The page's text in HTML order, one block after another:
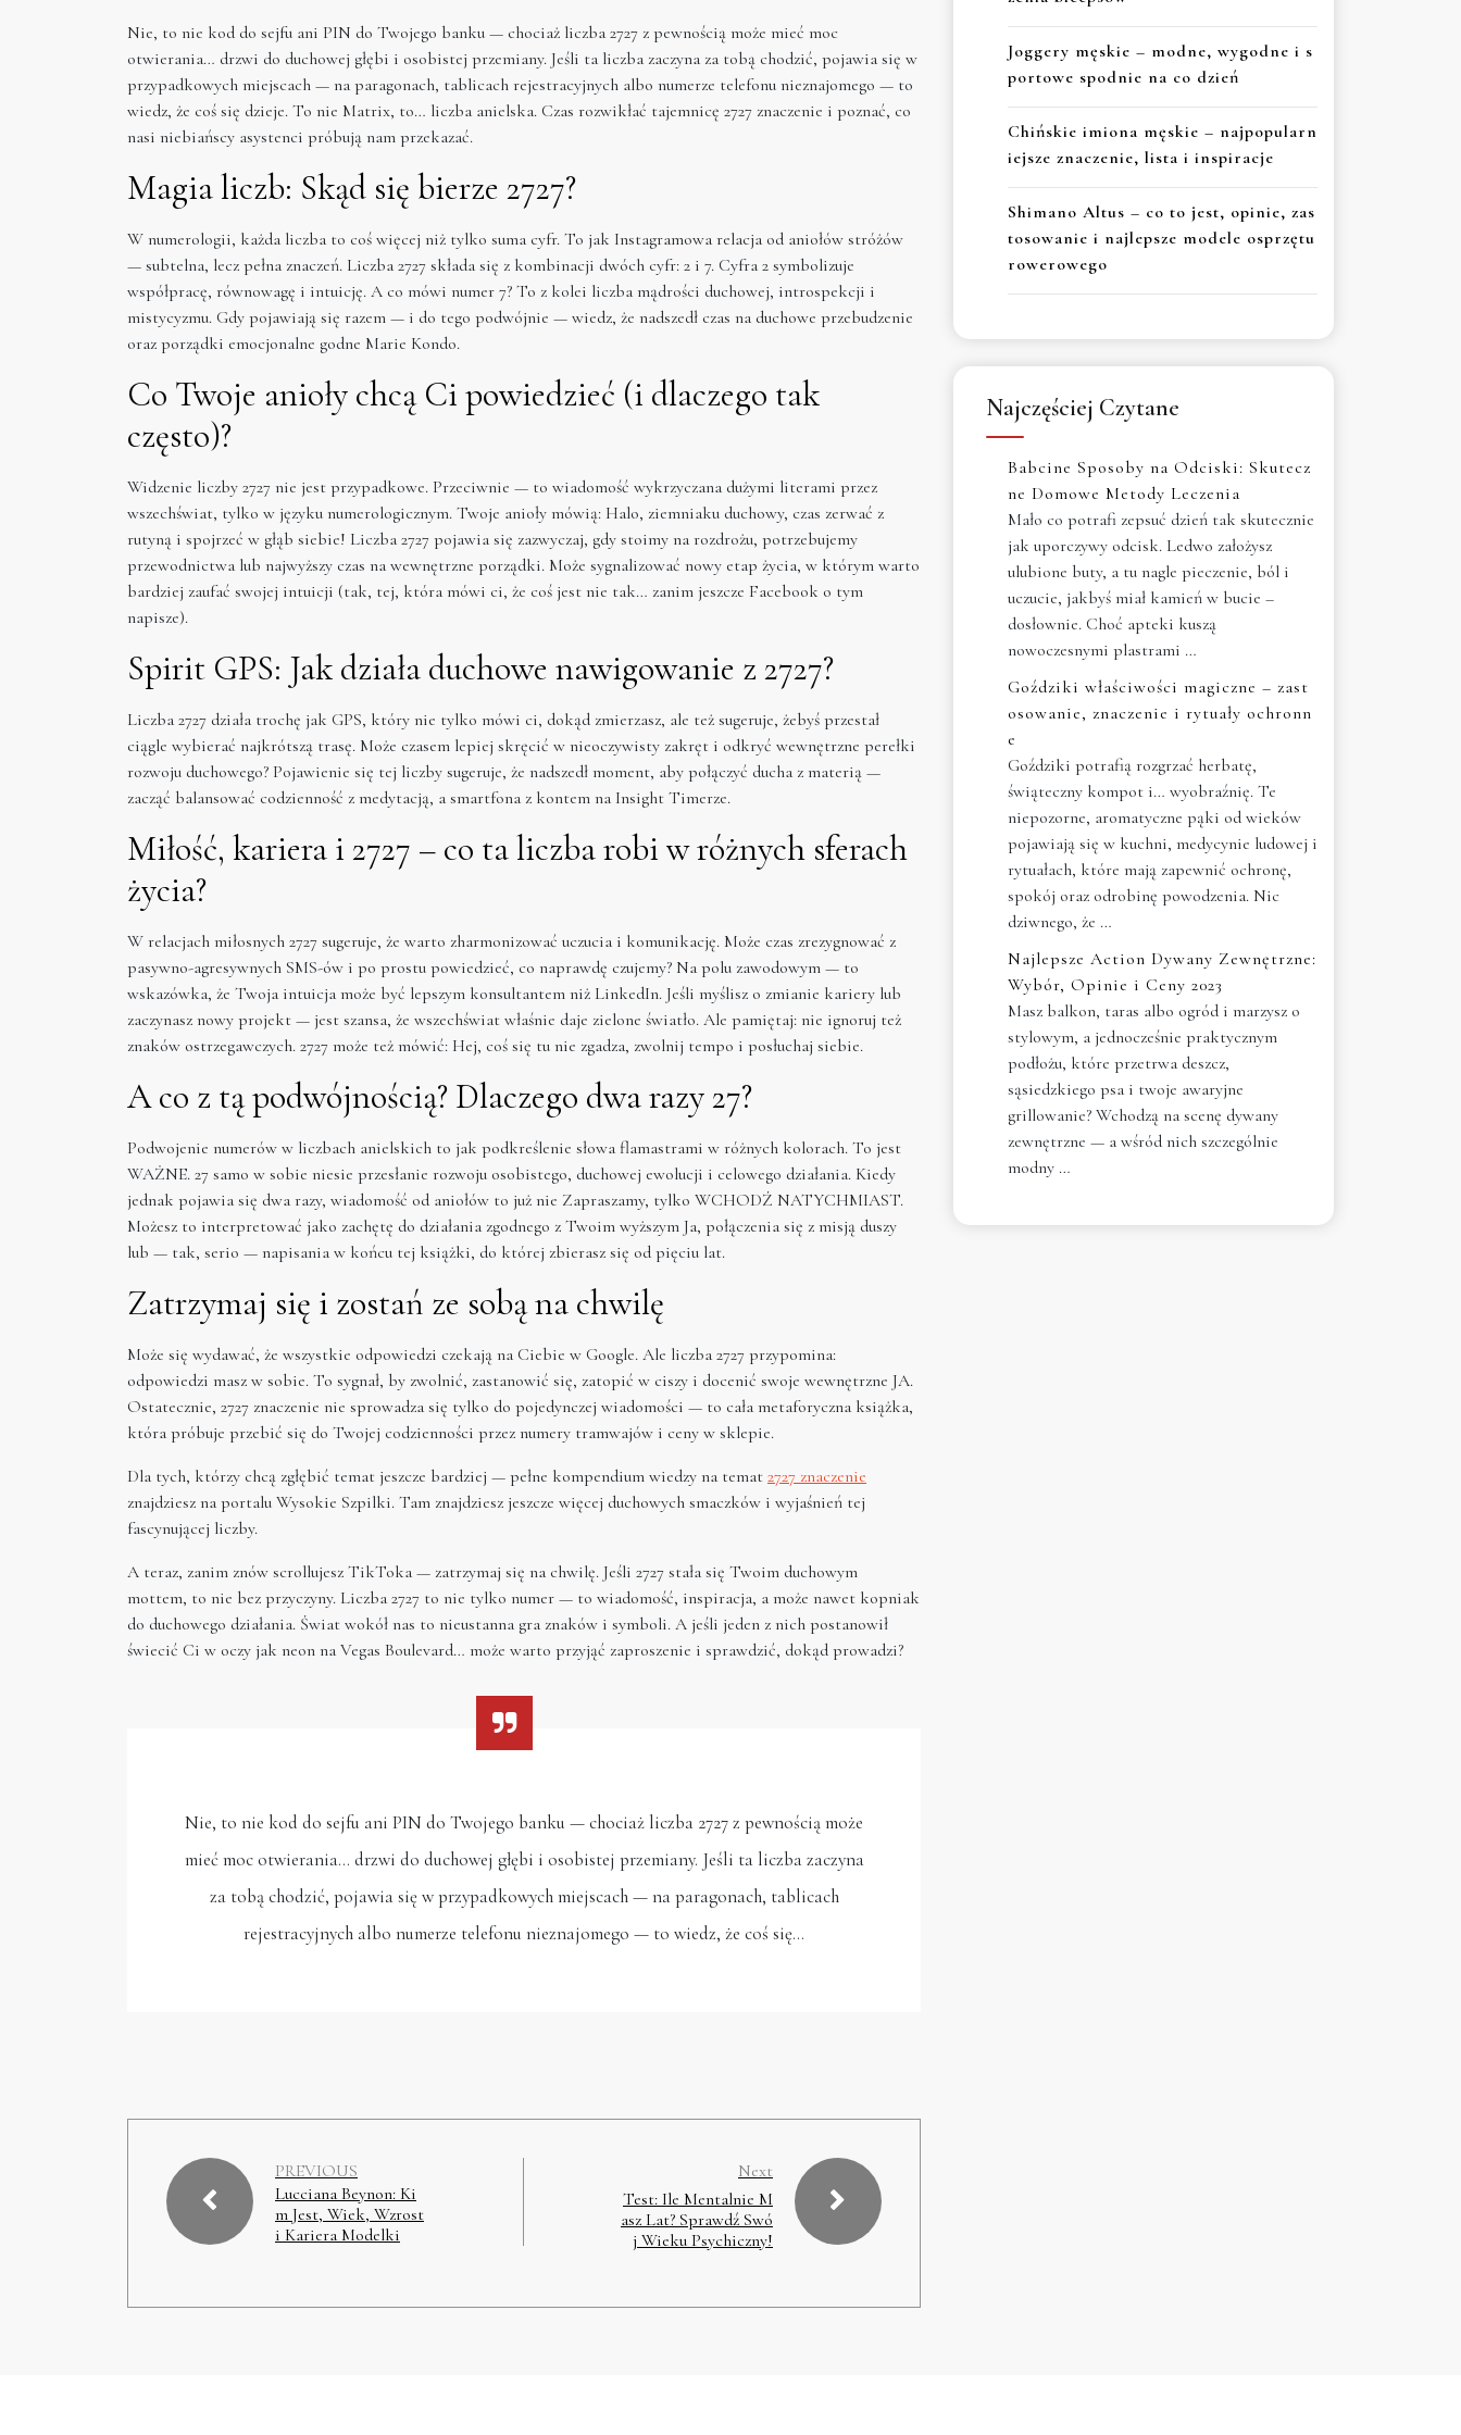
Nie, to nie kod do sejfu ani PIN do Twojego banku — chociaż liczba 2727 z pewnością może mieć moc
otwierania… drzwi do duchowej głębi i osobistej przemiany. Jeśli ta liczba zaczyna za tobą chodzić, pojawia się w
przypadkowych miejscach — na paragonach, tablicach rejestracyjnych albo numerze telefonu nieznajomego — to
wiedz, że coś się dzieje. To nie Matrix, to… liczba anielska. Czas rozwikłać tajemnicę 2727 znaczenie i poznać, co
nasi niebiańscy asystenci próbują nam przekazać.
Magia liczb: Skąd się bierze 2727?
W numerologii, każda liczba to coś więcej niż tylko suma cyfr. To jak Instagramowa relacja od aniołów stróżów
— subtelna, lecz pełna znaczeń. Liczba 2727 składa się z kombinacji dwóch cyfr: 2 i 7. Cyfra 2 symbolizuje
współpracę, równowagę i intuicję. A co mówi numer 7? To z kolei liczba mądrości duchowej, introspekcji i
mistycyzmu. Gdy pojawiają się razem — i do tego podwójnie — wiedz, że nadszedł czas na duchowe przebudzenie
oraz porządki emocjonalne godne Marie Kondo.
Co Twoje anioły chcą Ci powiedzieć (i dlaczego tak
często)?
Widzenie liczby 2727 nie jest przypadkowe. Przeciwnie — to wiadomość wykrzyczana dużymi literami przez
wszechświat, tylko w języku numerologicznym. Twoje anioły mówią: Halo, ziemniaku duchowy, czas zerwać z
rutyną i spojrzeć w głąb siebie! Liczba 2727 pojawia się zazwyczaj, gdy stoimy na rozdrożu, potrzebujemy
przewodnictwa lub najwyższy czas na wewnętrzne porządki. Może sygnalizować nowy etap życia, w którym warto
bardziej zaufać swojej intuicji (tak, tej, która mówi ci, że coś jest nie tak… zanim jeszcze Facebook o tym
napisze).
Spirit GPS: Jak działa duchowe nawigowanie z 2727?
Liczba 2727 działa trochę jak GPS, który nie tylko mówi ci, dokąd zmierzasz, ale też sugeruje, żebyś przestał
ciągle wybierać najkrótszą trasę. Może czasem lepiej skręcić w nieoczywisty zakręt i odkryć wewnętrzne perełki
rozwoju duchowego? Pojawienie się tej liczby sugeruje, że nadszedł moment, aby połączyć ducha z materią —
zacząć balansować codzienność z medytacją, a smartfona z kontem na Insight Timerze.
Miłość, kariera i 2727 – co ta liczba robi w różnych sferach
życia?
W relacjach miłosnych 2727 sugeruje, że warto zharmonizować uczucia i komunikację. Może czas zrezygnować z
pasywno-agresywnych SMS-ów i po prostu powiedzieć, co naprawdę czujemy? Na polu zawodowym — to
wskazówka, że Twoja intuicja może być lepszym konsultantem niż LinkedIn. Jeśli myślisz o zmianie kariery lub
zaczynasz nowy projekt — jest szansa, że wszechświat właśnie daje zielone światło. Ale pamiętaj: nie ignoruj też
znaków ostrzegawczych. 2727 może też mówić: Hej, coś się tu nie zgadza, zwolnij tempo i posłuchaj siebie.
A co z tą podwójnością? Dlaczego dwa razy 27?
Podwojenie numerów w liczbach anielskich to jak podkreślenie słowa flamastrami w różnych kolorach. To jest
WAŻNE. 27 samo w sobie niesie przesłanie rozwoju osobistego, duchowej ewolucji i celowego działania. Kiedy
jednak pojawia się dwa razy, wiadomość od aniołów to już nie Zapraszamy, tylko WCHODŹ NATYCHMIAST.
Możesz to interpretować jako zachętę do działania zgodnego z Twoim wyższym Ja, połączenia się z misją duszy
lub — tak, serio — napisania w końcu tej książki, do której zbierasz się od pięciu lat.
Zatrzymaj się i zostań ze sobą na chwilę
Może się wydawać, że wszystkie odpowiedzi czekają na Ciebie w Google. Ale liczba 2727 przypomina:
odpowiedzi masz w sobie. To sygnał, by zwolnić, zastanowić się, zatopić w ciszy i docenić swoje wewnętrzne JA.
Ostatecznie, 2727 znaczenie nie sprowadza się tylko do pojedynczej wiadomości — to cała metaforyczna książka,
która próbuje przebić się do Twojej codzienności przez numery tramwajów i ceny w sklepie.
Dla tych, którzy chcą zgłębić temat jeszcze bardziej — pełne kompendium wiedzy na temat 2727 znaczenie
znajdziesz na portalu Wysokie Szpilki. Tam znajdziesz jeszcze więcej duchowych smaczków i wyjaśnień tej
fascynującej liczby.
A teraz, zanim znów scrollujesz TikToka — zatrzymaj się na chwilę. Jeśli 2727 stała się Twoim duchowym
mottem, to nie bez przyczyny. Liczba 2727 to nie tylko numer — to wiadomość, inspiracja, a może nawet kopniak
do duchowego działania. Świat wokół nas to nieustanna gra znaków i symboli. A jeśli jeden z nich postanowił
świecić Ci w oczy jak neon na Vegas Boulevard… może warto przyjąć zaproszenie i sprawdzić, dokąd prowadzi?
Nie, to nie kod do sejfu ani PIN do Twojego banku — chociaż liczba 2727 z pewnością może
mieć moc otwierania… drzwi do duchowej głębi i osobistej przemiany. Jeśli ta liczba zaczyna
za tobą chodzić, pojawia się w przypadkowych miejscach — na paragonach, tablicach
rejestracyjnych albo numerze telefonu nieznajomego — to wiedz, że coś się…
PREVIOUS
Lucciana Beynon: Ki
m Jest, Wiek, Wzrost
i Kariera Modelki
Next
Test: Ile Mentalnie M
asz Lat? Sprawdź Swó
j Wieku Psychiczny!
Joggery męskie – modne, wygodne i s
portowe spodnie na co dzień
Chińskie imiona męskie – najpopularn
iejsze znaczenie, lista i inspiracje
Shimano Altus – co to jest, opinie, zas
tosowanie i najlepsze modele osprzętu
rowerowego
Najczęściej Czytane
Babcine Sposoby na Odciski: Skutecz
ne Domowe Metody Leczenia
Mało co potrafi zepsuć dzień tak skutecznie
jak uporczywy odcisk. Ledwo założysz
ulubione buty, a tu nagle pieczenie, ból i
uczucie, jakbyś miał kamień w bucie –
dosłownie. Choć apteki kuszą
nowoczesnymi plastrami …
Goździki właściwości magiczne – zast
osowanie, znaczenie i rytuały ochronn
e
Goździki potrafią rozgrzać herbatę,
świąteczny kompot i… wyobraźnię. Te
niepozorne, aromatyczne pąki od wieków
pojawiają się w kuchni, medycynie ludowej i
rytuałach, które mają zapewnić ochronę,
spokój oraz odrobinę powodzenia. Nic
dziwnego, że …
Najlepsze Action Dywany Zewnętrzne:
Wybór, Opinie i Ceny 2023
Masz balkon, taras albo ogród i marzysz o
stylowym, a jednocześnie praktycznym
podłożu, które przetrwa deszcz,
sąsiedzkiego psa i twoje awaryjne
grillowanie? Wchodzą na scenę dywany
zewnętrzne — a wśród nich szczególnie
modny …